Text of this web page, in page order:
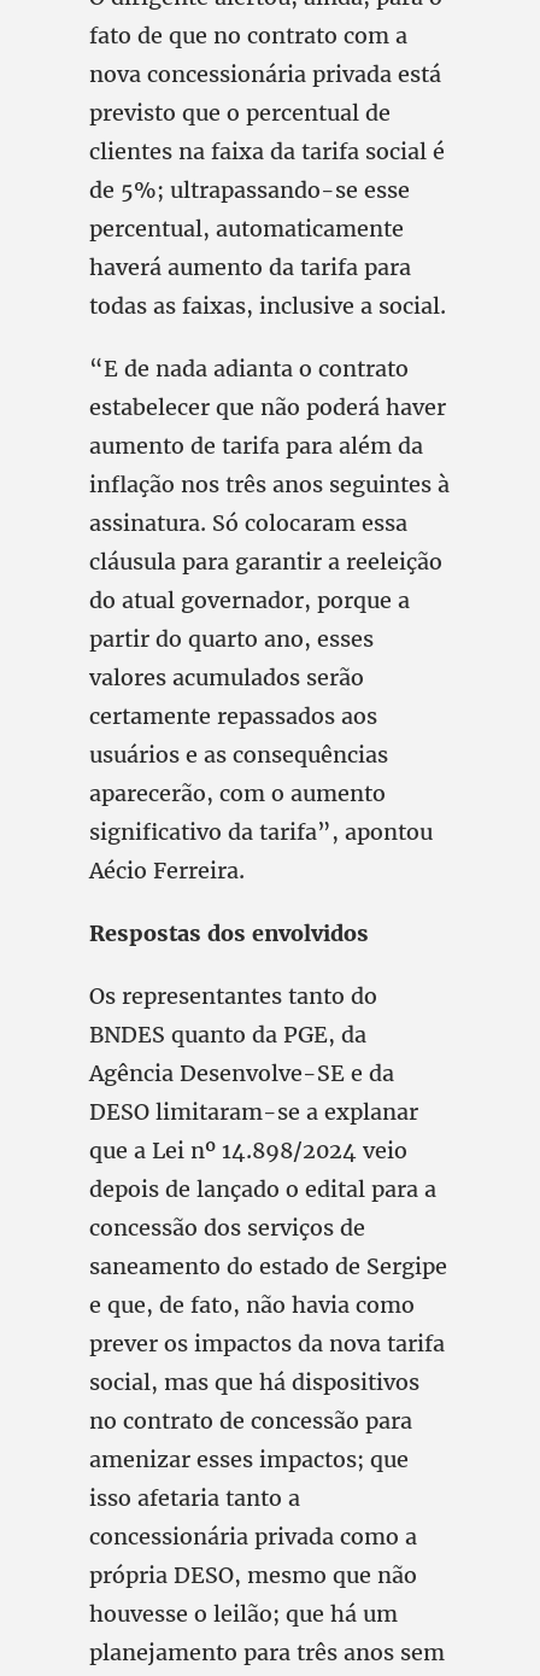
fato de que no contrato com a
nova concessionária privada está
previsto que o percentual de
clientes na faixa da tarifa social é
de 5%; ultrapassando-se esse
percentual, automaticamente
haverá aumento da tarifa para
todas as faixas, inclusive a social.
“E de nada adianta o contrato
estabelecer que não poderá haver
aumento de tarifa para além da
inflação nos três anos seguintes à
assinatura. Só colocaram essa
cláusula para garantir a reeleição
do atual governador, porque a
partir do quarto ano, esses
valores acumulados serão
certamente repassados aos
usuários e as consequências
aparecerão, com o aumento
significativo da tarifa”, apontou
Aécio Ferreira.
Respostas dos envolvidos
Os representantes tanto do
BNDES quanto da PGE, da
Agência Desenvolve-SE e da
DESO limitaram-se a explanar
que a Lei nº 14.898/2024 veio
depois de lançado o edital para a
concessão dos serviços de
saneamento do estado de Sergipe
e que, de fato, não havia como
prever os impactos da nova tarifa
social, mas que há dispositivos
no contrato de concessão para
amenizar esses impactos; que
isso afetaria tanto a
concessionária privada como a
própria DESO, mesmo que não
houvesse o leilão; que há um
planejamento para três anos sem